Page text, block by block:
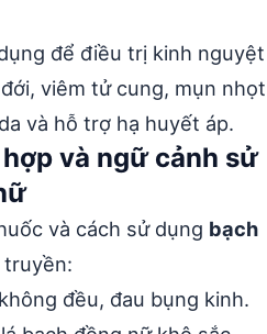
để điều trị kinh nguyệt
viêm tử cung, mụn nhọt
và hỗ trợ hạ huyết áp.
và ngữ cảnh sử
và cách sử dụng bạch
đều, đau bụng kinh.